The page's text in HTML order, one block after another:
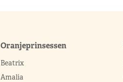
Oranjeprinsessen
Beatrix
Amalia